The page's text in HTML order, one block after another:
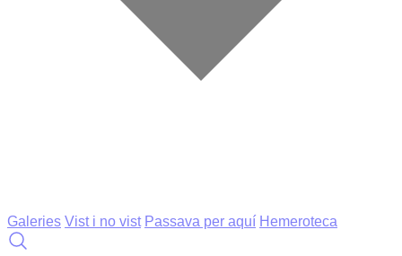
Galeries Vist i no vist Passava per aquí Hemeroteca